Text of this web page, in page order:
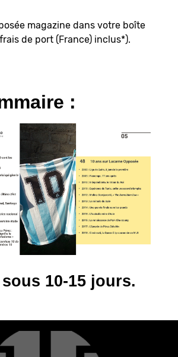
magazine dans votre boîte
de port (France) inclus*).
:
10-15 jours.